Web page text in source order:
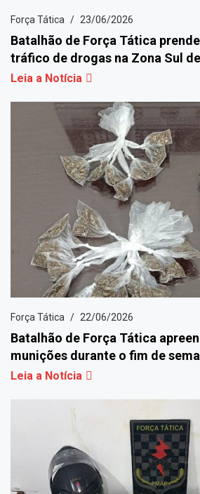
Força Tática 23/06/2026
Batalhão de Força Tática
tráfico de drogas na Zona Sul
Leia a Notícia
Força Tática 22/06/2026
Batalhão de Força Tática
munições durante o fim de
Leia a Notícia